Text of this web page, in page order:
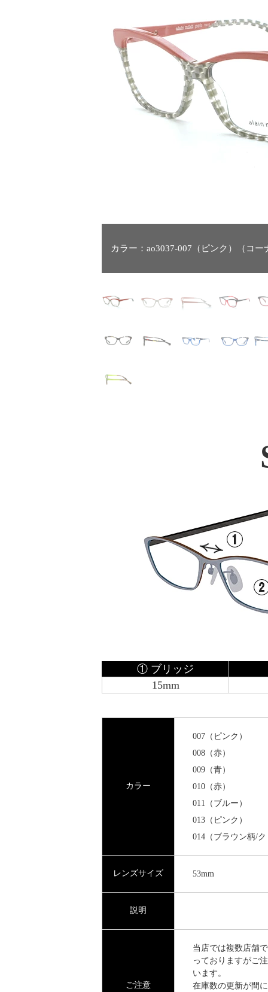
カラー：ao3037-007（ピンク）（コー
① ブリッジ
15mm
カラー
007（ピンク）
008（赤）
009（青）
010（赤）
011（ブルー）
013（ピンク）
014（ブラウン柄/
レンズサイズ 53mm
説明
ご注意
当店では複数店舗
っておりますがご
います。
在庫数の更新が間